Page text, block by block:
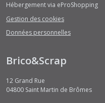
Hébergement via eProShopping
Gestion des cookies
Données personnelles
Brico&Scrap
12 Grand Rue
04800 Saint Martin de Brômes